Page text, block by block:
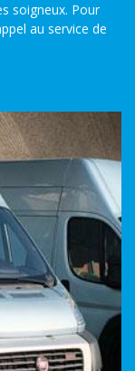
soigneux. Pour
au service de